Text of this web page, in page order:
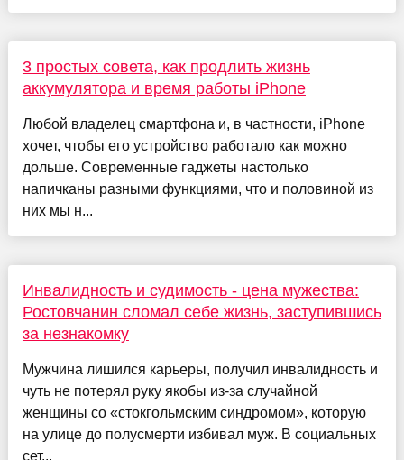
3 простых совета, как продлить жизнь
аккумулятора и время работы iPhone
Любой владелец смартфона и, в частности, iPhone
хочет, чтобы его устройство работало как можно
дольше. Современные гаджеты настолько
напичканы разными функциями, что и половиной из
них мы н...
Инвалидность и судимость - цена мужества:
Ростовчанин сломал себе жизнь, заступившись
за незнакомку
Мужчина лишился карьеры, получил инвалидность и
чуть не потерял руку якобы из-за случайной
женщины со «стокгольмским синдромом», которую
на улице до полусмерти избивал муж. В социальных
сет...